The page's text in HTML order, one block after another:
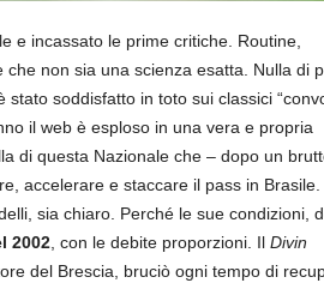
e incassato le prime critiche. Routine,
non sia una scienza esatta. Nulla di
soddisfatto in toto sui classici
il web è esploso in una vera e propria
di questa Nazionale che – dopo un
accelerare e staccare il pass in Brasile.
sia chiaro. Perché le sue condizioni,
2002, con le debite proporzioni. Il Divin
del Brescia, bruciò ogni tempo di